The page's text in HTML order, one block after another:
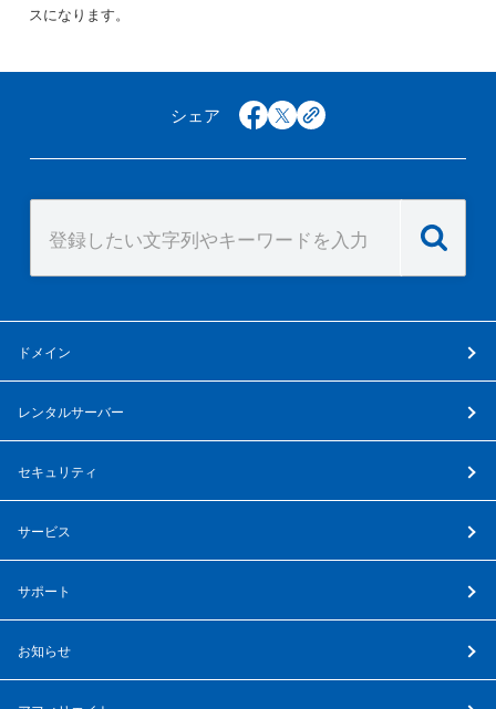
スになります。
シェア facebook
x copy
ドメイン
レンタルサーバー
セキュリティ
サービス
サポート
お知らせ